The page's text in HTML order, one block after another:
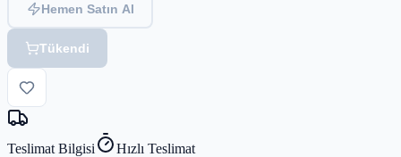
Hemen Satın Al
Tükendi
Teslimat Bilgisi Hızlı Teslimat